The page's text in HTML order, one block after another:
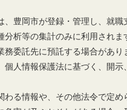
豊岡市が登録・管理し、就
析等の集計のみに利用されま
委託先に預託する場合があり
人情報保護法に基づく、開
わる情報や、その他法令で定